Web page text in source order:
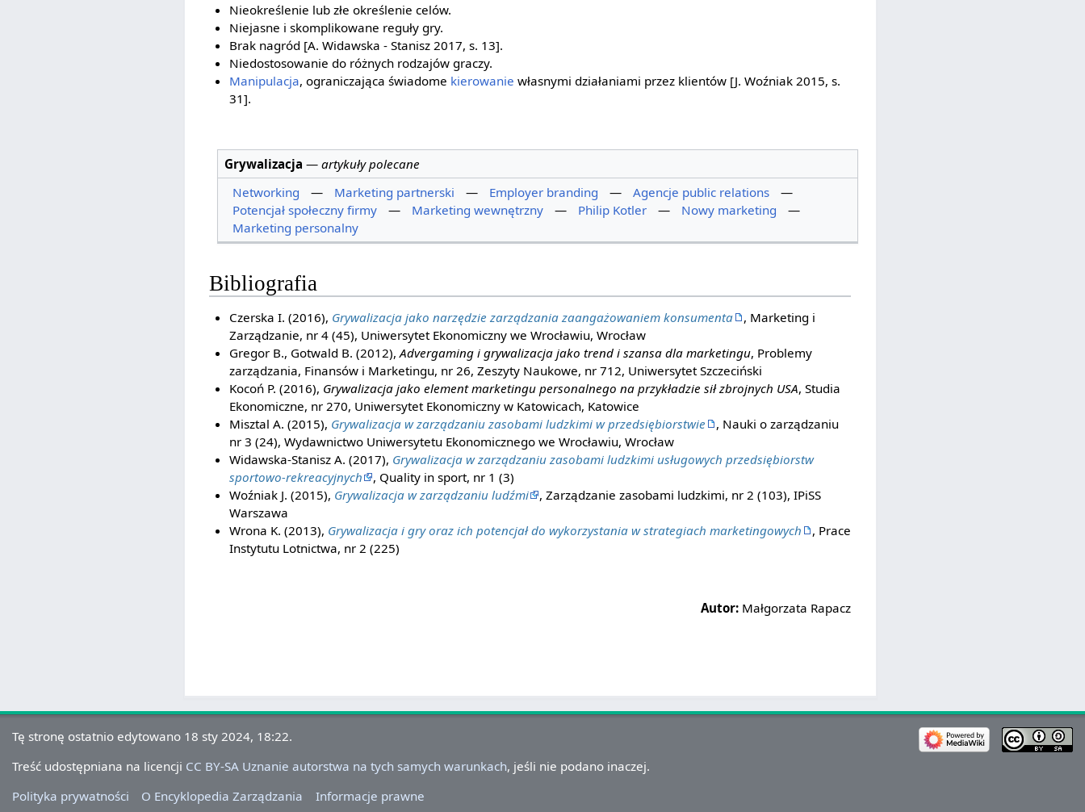
Nieokreślenie lub złe określenie celów.
Niejasne i skomplikowane reguły gry.
Brak nagród [A. Widawska - Stanisz 2017, s. 13].
Niedostosowanie do różnych rodzajów graczy.
Manipulacja, ograniczająca świadome kierowanie własnymi działaniami przez klientów [J. Woźniak 2015, s.
31].
Grywalizacja — artykuły polecane
Networking
— Marketing partnerski — Employer branding — Agencje public relations
—
Potencjał społeczny firmy
— Marketing wewnętrzny — Philip Kotler — Nowy marketing
—
Marketing personalny
Bibliografia
Czerska I. (2016), Grywalizacja jako narzędzie zarządzania zaangażowaniem konsumenta
, Marketing i
Zarządzanie, nr 4 (45), Uniwersytet Ekonomiczny we Wrocławiu, Wrocław
Gregor B., Gotwald B. (2012),Advergaming i grywalizacja jako trend i szansa dla marketingu, Problemy
zarządzania, Finansów i Marketingu, nr 26, Zeszyty Naukowe, nr 712, Uniwersytet Szczeciński
Kocoń P. (2016), Grywalizacja jako element marketingu personalnego na przykładzie sił zbrojnych USA, Studia
Ekonomiczne, nr 270, Uniwersytet Ekonomiczny w Katowicach, Katowice
Misztal A. (2015), Grywalizacja w zarządzaniu zasobami ludzkimi w przedsiębiorstwie
, Nauki o zarządzaniu
nr 3 (24), Wydawnictwo Uniwersytetu Ekonomicznego we Wrocławiu, Wrocław
Widawska-Stanisz A. (2017), Grywalizacja w zarządzaniu zasobami ludzkimi usługowych przedsiębiorstw
sportowo-rekreacyjnych
, Quality in sport, nr 1 (3)
Woźniak J. (2015), Grywalizacja w zarządzaniu ludźmi
, Zarządzanie zasobami ludzkimi, nr 2 (103), IPiSS
Warszawa
Wrona K. (2013), Grywalizacja i gry oraz ich potencjał do wykorzystania w strategiach marketingowych
, Prace
Instytutu Lotnictwa, nr 2 (225)
Autor: Małgorzata Rapacz
Tę stronę ostatnio edytowano 18 sty 2024, 18:22.
Treść udostępniana na licencji CC BY-SA Uznanie autorstwa na tych samych warunkach, jeśli nie podano inaczej.
Polityka prywatności
O Encyklopedia Zarządzania Informacje prawne